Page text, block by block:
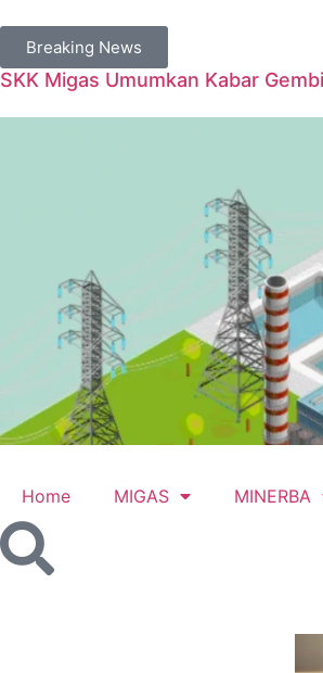
Breaking News
SKK Migas Umumkan Kabar
Home MIGAS MINERBA